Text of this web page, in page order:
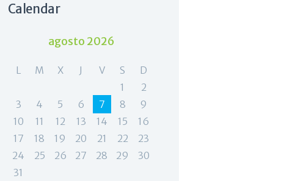
Calendar
agosto 2026
L M X J V S
D
1
2
3
4 5 6 7 8
9
10
11 12 13 14 15
16
17
18 19 20 21 22
23
24
25 26 27 28 29
30
31